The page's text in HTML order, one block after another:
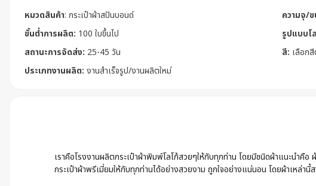
หมวดสินค้า: กระเป๋าผ้าสปันบอนด์
ขั้นต่ำการผลิต: 100 ใบขึ้นไป
สถานะการจัดส่ง: 25-45 วัน
ประเภทงานผลิต: งานสำเร็จรูป/งานผลิตใหม่
ความจุ/ข
รูปแบบโ
สี: เลือก
เราคือโรงงานผลิตกระเป๋าผ้าพิมพ์โลโก้สวยๆให้กับทุกท่าน โดยมีชนิดผ้าแนะนำ
กระเป๋าผ้าพรีเมี่ยมให้กับทุกท่านได้อย่างสวยงาม ถูกใจอย่างแน่นอน โดยผ้าเหล่านี้